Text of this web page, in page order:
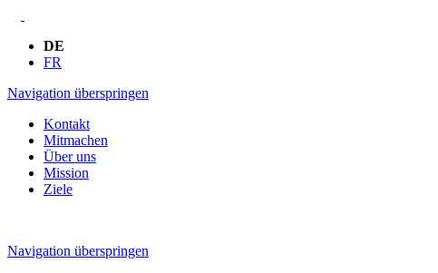
DE
FR
Navigation überspringen
Kontakt
Mitmachen
Über uns
Mission
Ziele
Navigation überspringen